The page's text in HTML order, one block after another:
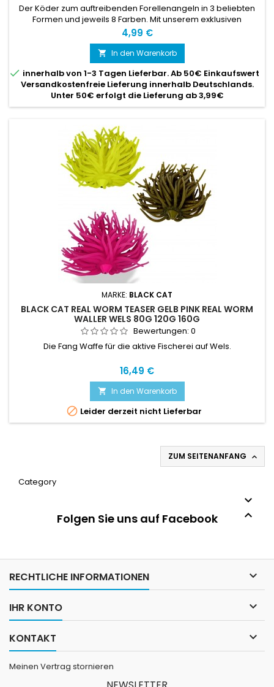
Der Köder zum auftreibenden Forellenangeln in 3 beliebten
Formen und jeweils 8 Farben. Mit unserem exklusiven
Stinkekäse Lockstoff
Preis
4,99 €
 In den Warenkorb
 innerhalb von 1-3 Tagen Lieferbar. Ab 50€ Einkaufswert
Versandkostenfreie Lieferung innerhalb Deutschlands.
Unter 50€ erfolgt die Lieferung ab 3,99€
MARKE: BLACK CAT
BLACK CAT REAL WORM TEASER GELB PINK REAL WORM
WALLER WELS 80G 120G 160G
Bewertungen: 0
Die Fang Waffe für die aktive Fischerei auf Wels.
Preis
16,49 €
 In den Warenkorb
 Leider derzeit nicht Lieferbar
ZUM SEITENANFANG 
Category


Folgen Sie uns auf Facebook
RECHTLICHE INFORMATIONEN 
IHR KONTO 
KONTAKT 
Meinen Vertrag stornieren